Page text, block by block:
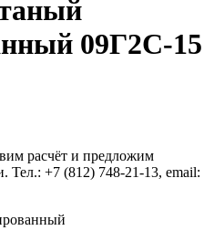
09Г2С-15
расчёт и предложим
Тел.: +7 (812) 748-21-13, email: